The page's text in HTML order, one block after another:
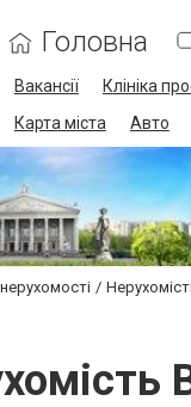
Головна
Вакансії Клініка
Карта міста
Авто